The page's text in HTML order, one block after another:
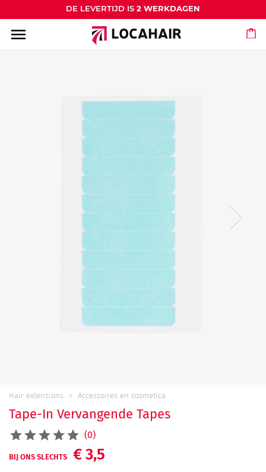
DE LEVERTIJD IS 2 WERKDAGEN
menu
Hair extensions Accessoires en cosmetica
Tape-In Vervangende Tapes
(0)
BIJ ONS SLECHTS € 3,5